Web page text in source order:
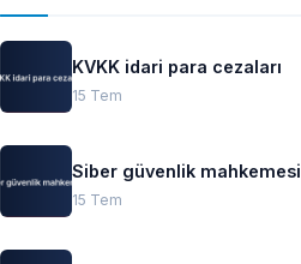
KVKK idari para cezaları
15 Tem
Siber güvenlik mahkemesi
15 Tem